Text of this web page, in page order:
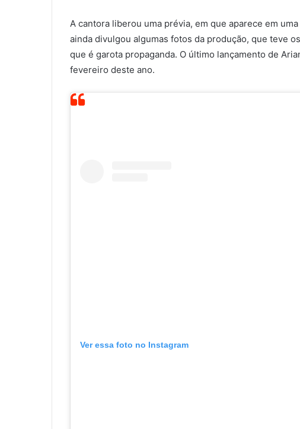
A cantora liberou uma prévia, em que aparece em
ainda divulgou algumas fotos da produção, que teve
que é garota propaganda. O último lançamento de
fevereiro deste ano.
Ver essa foto no Instagram